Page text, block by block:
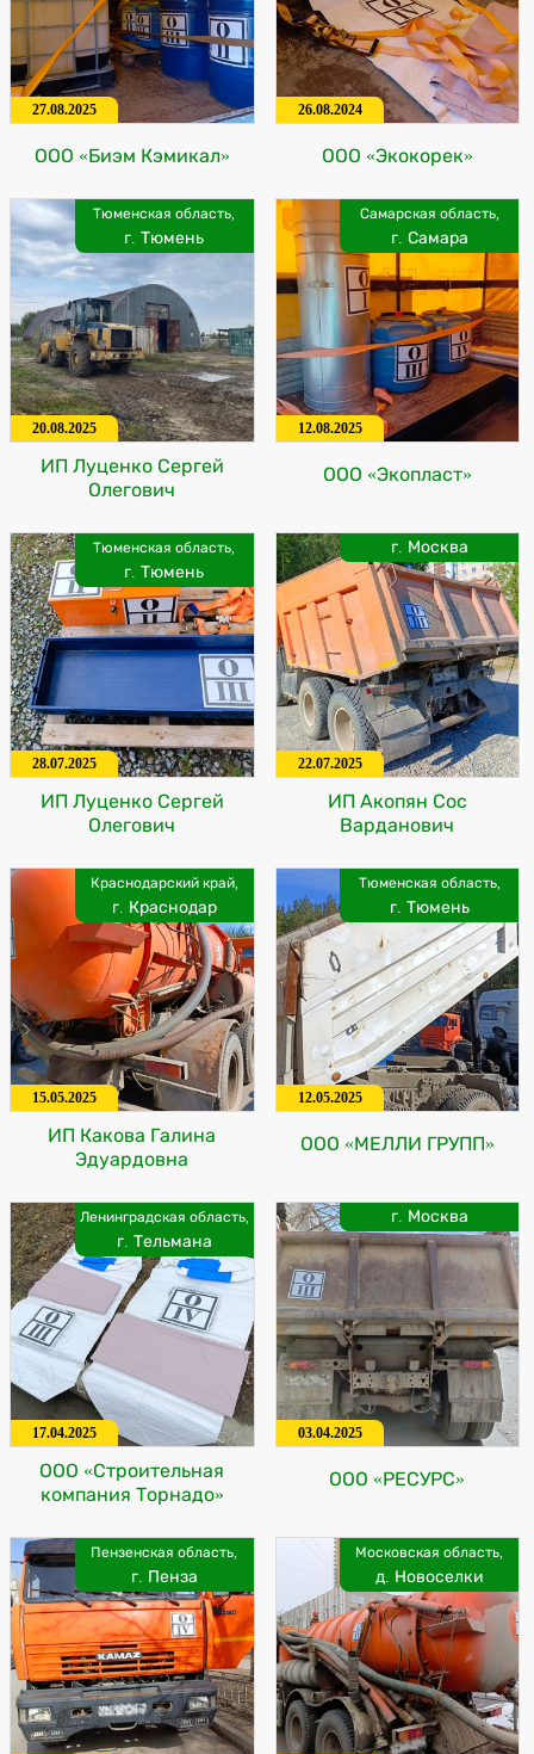
27.08.2025
ООО «Биэм Кэмикал»
26.08.2024
ООО «Экокорек»
Тюменская область,
г. Тюмень
20.08.2025
ИП Луценко Сергей
Олегович
Самарская область,
г. Самара
12.08.2025
ООО «Экопласт»
Тюменская область,
г. Тюмень
28.07.2025
ИП Луценко Сергей
Олегович
г. Москва
22.07.2025
ИП Акопян Сос
Варданович
Краснодарский край,
г. Краснодар
15.05.2025
ИП Какова Галина
Эдуардовна
Тюменская область,
г. Тюмень
12.05.2025
ООО «МЕЛЛИ ГРУПП»
Ленинградская область,
г. Тельмана
17.04.2025
ООО «Строительная
компания Торнадо»
г. Москва
03.04.2025
ООО «РЕСУРС»
Пензенская область,
г. Пенза
Московская область,
д. Новоселки